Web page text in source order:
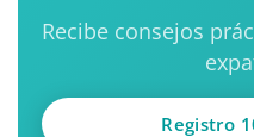
Recibe consejos
Registro